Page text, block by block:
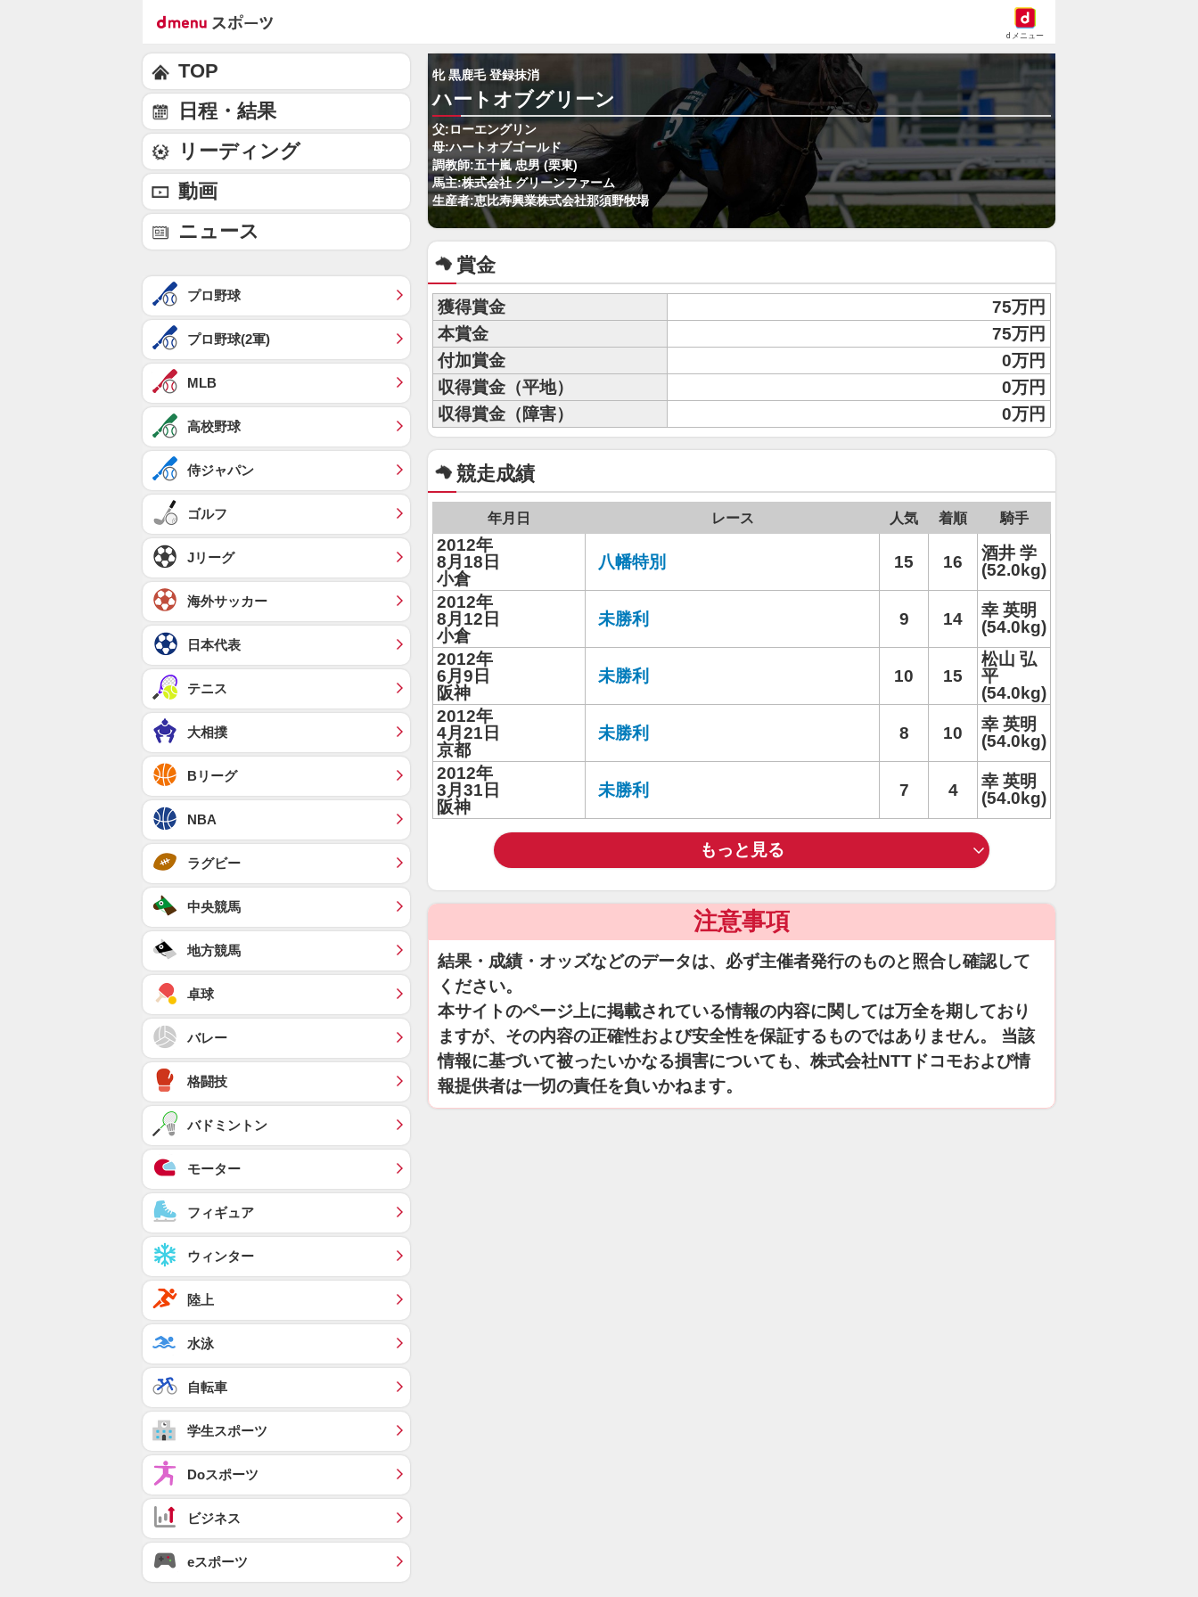
dメニュー
牝 黒鹿毛 登録抹消
ハートオブグリーン
父:ローエングリン
母:ハートオブゴールド
調教師:五十嵐 忠男 (栗東)
馬主:株式会社 グリーンファーム
生産者:恵比寿興業株式会社那須野牧場
賞金
獲得賞金
75万円
本賞金
75万円
付加賞金
0万円
収得賞金（平地）
0万円
収得賞金（障害）
0万円
競走成績
年月日 レース 人気 着順 騎手
2012年
8月18日
小倉
八幡特別 15 16
酒井 学
(52.0kg)
2012年
8月12日
小倉
未勝利 9 14
幸 英明
(54.0kg)
2012年
6月9日
阪神
未勝利 10 15
松山 弘
平
(54.0kg)
2012年
4月21日
京都
未勝利 8 10
幸 英明
(54.0kg)
2012年
3月31日
阪神
未勝利 7 4
幸 英明
(54.0kg)
もっと見る
注意事項
結果・成績・オッズなどのデータは、必ず主催者発行のものと照合し確認して
ください。
本サイトのページ上に掲載されている情報の内容に関しては万全を期しており
ますが、その内容の正確性および安全性を保証するものではありません。 当該
情報に基づいて被ったいかなる損害についても、株式会社NTTドコモおよび情
報提供者は一切の責任を負いかねます。
TOP
日程・結果
リーディング
動画
ニュース
プロ野球
プロ野球(2軍)
MLB
高校野球
侍ジャパン
ゴルフ
Jリーグ
海外サッカー
日本代表
テニス
大相撲
Bリーグ
NBA
ラグビー
中央競馬
地方競馬
卓球
バレー
格闘技
バドミントン
モーター
フィギュア
ウィンター
陸上
水泳
自転車
学生スポーツ
Doスポーツ
ビジネス
eスポーツ